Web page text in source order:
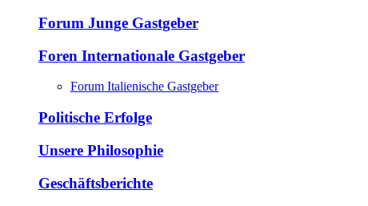
Forum Junge Gastgeber
Foren Internationale Gastgeber
Forum Italienische Gastgeber
Politische Erfolge
Unsere Philosophie
Geschäftsberichte